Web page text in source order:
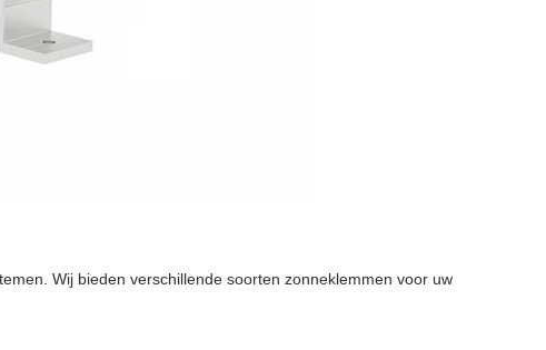
Wij bieden verschillende soorten zonneklemmen voor uw